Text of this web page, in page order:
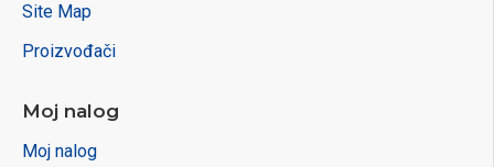
Site Map
Proizvođači
Moj nalog
Moj nalog